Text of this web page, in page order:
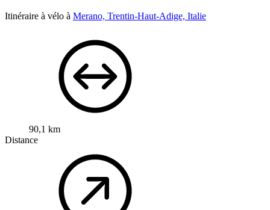
Itinéraire à vélo à Merano, Trentin-Haut-Adige, Italie
90,1 km
Distance